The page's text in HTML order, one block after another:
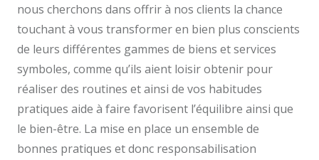
nous cherchons dans offrir à nos clients la chance
touchant à vous transformer en bien plus conscients
de leurs différentes gammes de biens et services
symboles, comme qu’ils aient loisir obtenir pour
réaliser des routines et ainsi de vos habitudes
pratiques aide à faire favorisent l’équilibre ainsi que
le bien-être. La mise en place un ensemble de
bonnes pratiques et donc responsabilisation